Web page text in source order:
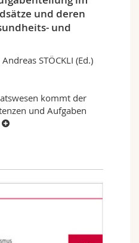
und deren
und
STÖCKLI (Ed.)
kommt der
und Aufgaben